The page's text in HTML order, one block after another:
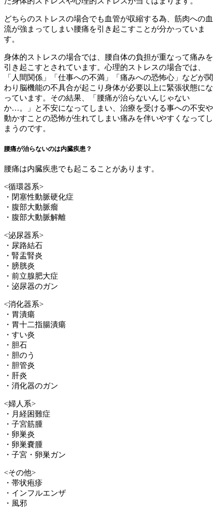
どちらのストレスの場合でも血管が収縮する為、筋肉への血
流が強まってしまい腰痛を引き起こすことが分かっていま
す。
身体的ストレスの場合では、腰自体の負担が重なって痛みを
引き起こすとされています。心理的ストレスの場合では、
「人間関係」「仕事への不満」「痛みへの恐怖心」などが関
わり脳機能の不具合が起こり身体が必要以上に緊張状態にな
っています。その結果、「腰痛が治らないんじゃない
か…。」と不安になってしまい、治療を受ける事への不安や
動かすことの恐怖が生れてしまい痛みを伴いやすくなってし
まうのです。
腰痛が治らないのは内臓疾患？
腰痛は内臓疾患でも起こることがあります。
<循環器系>
・閉塞性動脈硬化症
・腹部大動脈瘤
・腹部大動脈解離
<泌尿器系>
・尿路結石
・腎盂腎炎
・膀胱炎
・前立腺肥大症
・泌尿器のガン
<消化器系>
・胃潰瘍
・胃十二指腸潰瘍
・すい炎
・胆石
・胆のう
・胆管炎
・肝炎
・消化器のガン
<婦人系>
・月経困難症
・子宮筋腫
・卵巣炎
・卵巣嚢腫
・子宮・卵巣ガン
<その他>
・帯状疱疹
・インフルエンザ
・風邪